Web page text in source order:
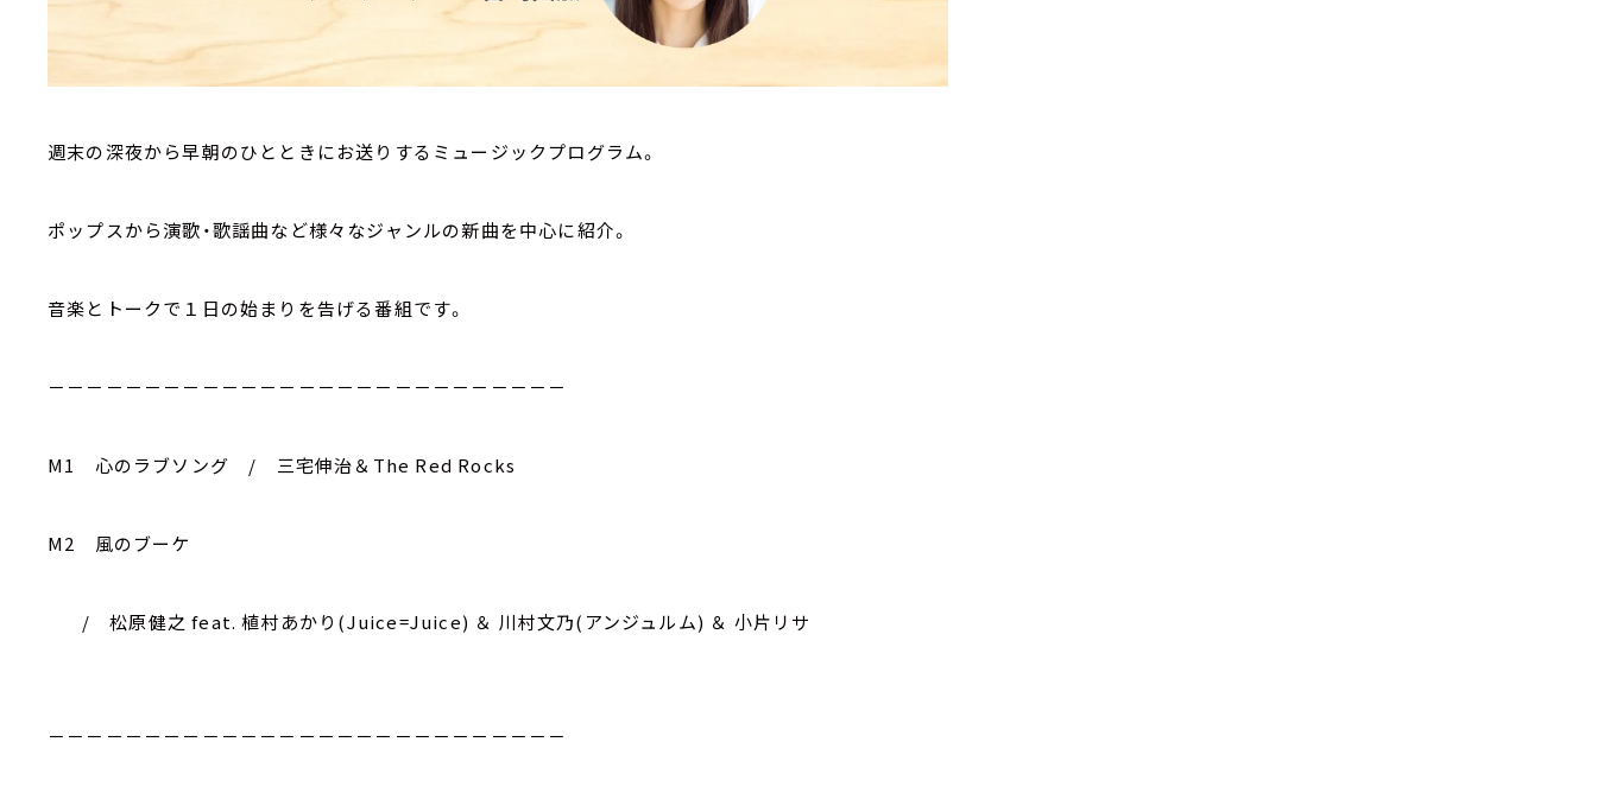
週末の深夜から早朝のひとときにお送りするミュージックプログラム。
ポップスから演歌・歌謡曲など様々なジャンルの新曲を中心に紹介。
音楽とトークで１日の始まりを告げる番組です。
－－－－－－－－－－－－－－－－－－－－－－－－－－－
M1 心のラブソング / 三宅伸治＆The Red Rocks
M2 風のブーケ
/ 松原健之 feat. 植村あかり(Juice=Juice) ＆ 川村文乃(アンジュルム) ＆ 小片リサ
－－－－－－－－－－－－－－－－－－－－－－－－－－－